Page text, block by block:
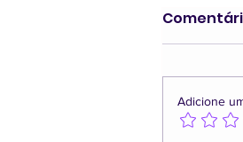
Adicione